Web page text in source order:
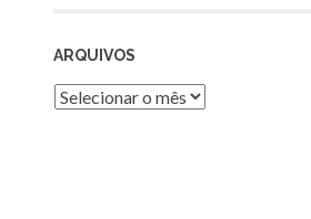
ARQUIVOS
Arquivos